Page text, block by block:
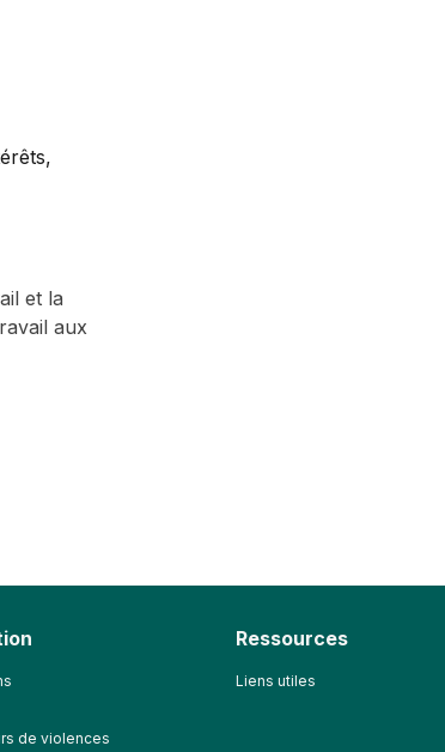
et la
aux
de violences
Ressources
Liens utiles